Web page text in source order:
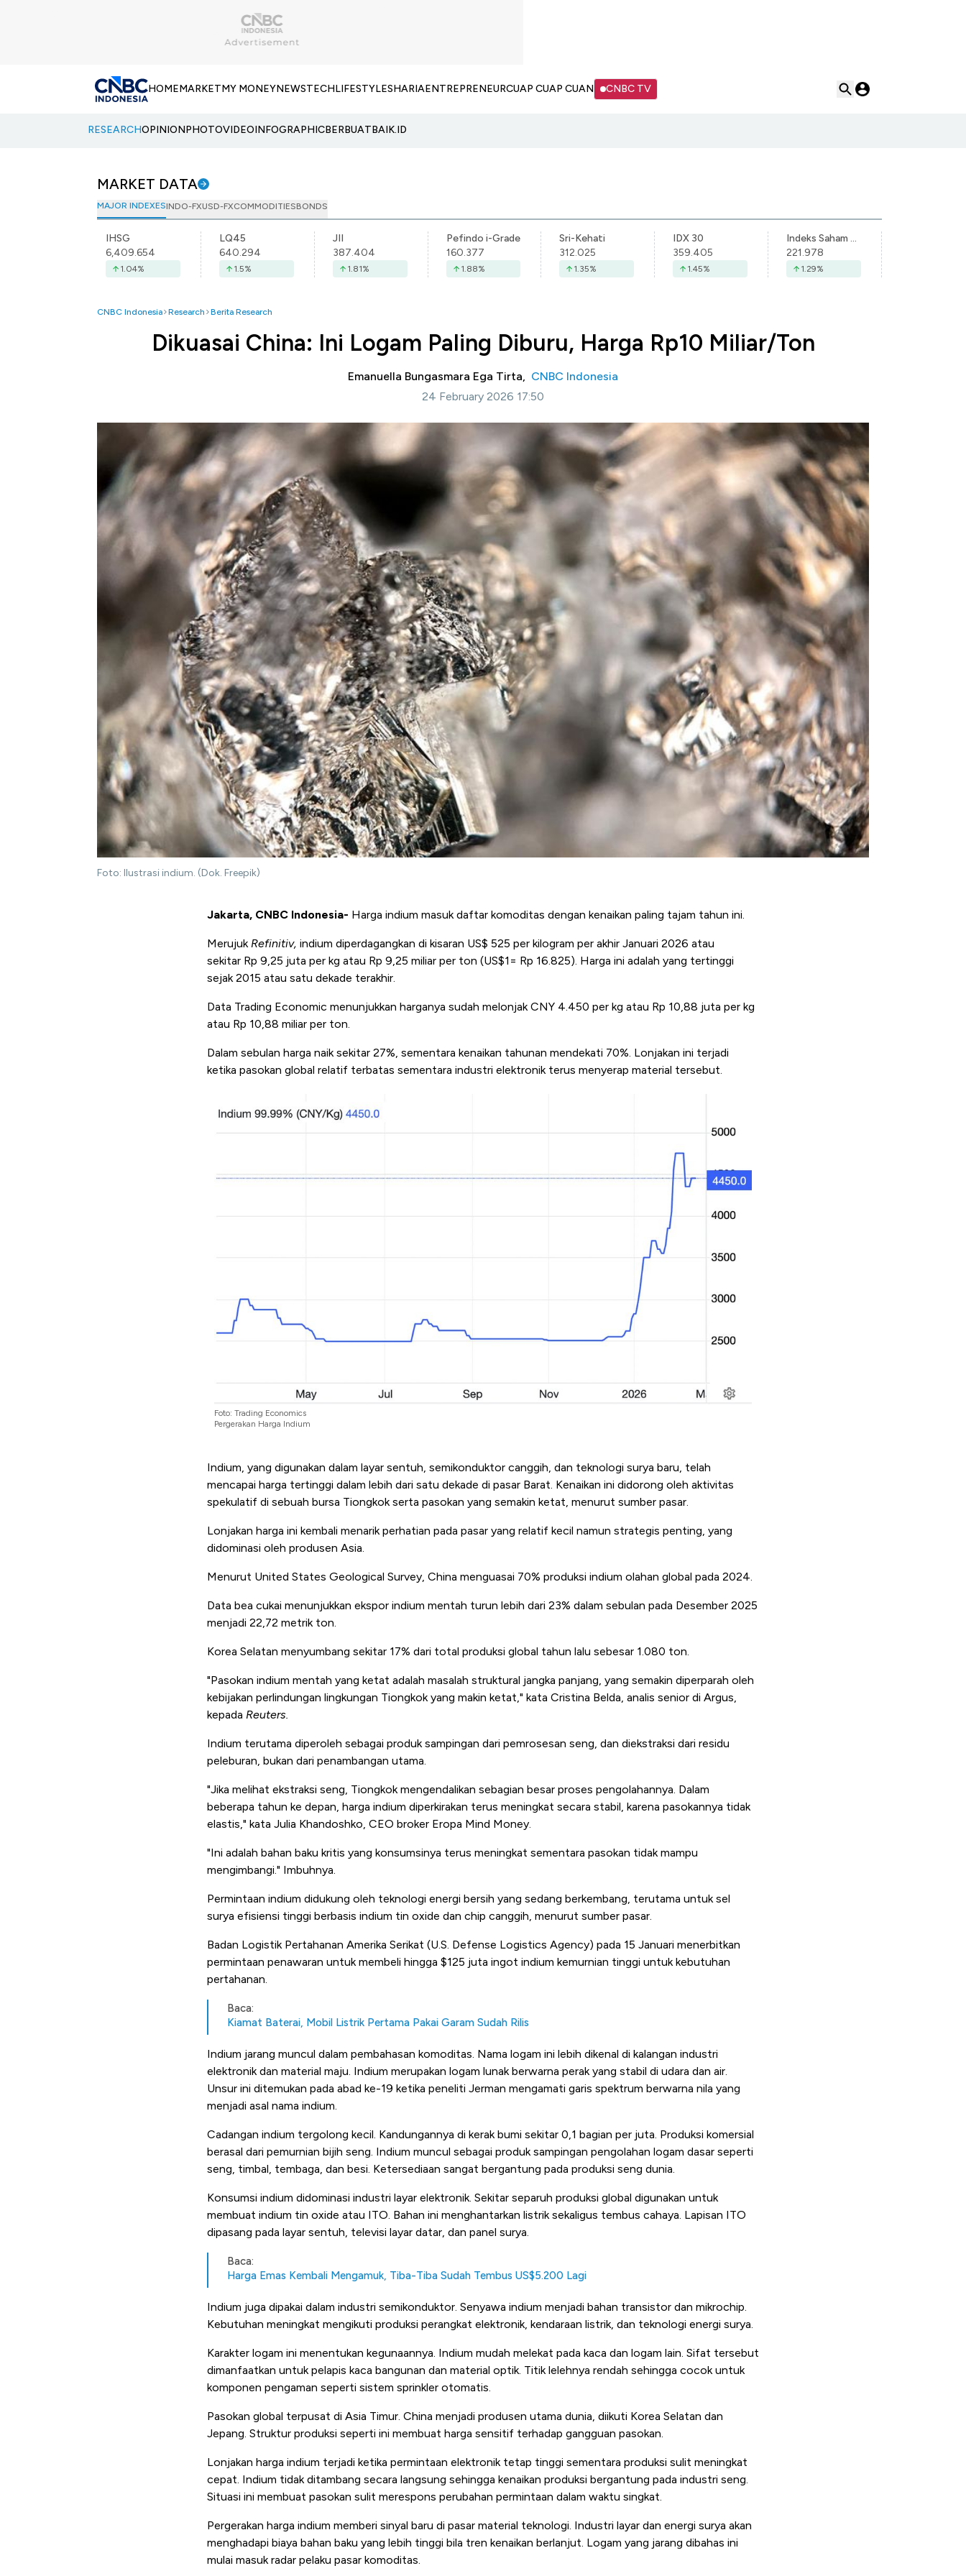
HOMEMARKETMY MONEYNEWSTECHLIFESTYLESHARIAENTREPRENEURCUAP CUAP CUAN CNBC TV
RESEARCHOPINIONPHOTOVIDEOINFOGRAPHICBERBUATBAIK.ID
MARKET DATA
MAJOR INDEXESINDO-FXUSD-FXCOMMODITIESBONDS
IHSG
6,409.654
1.04%
LQ45
640.294
1.5%
JII
387.404
1.81%
Pefindo i-Grade
160.377
1.88%
Sri-Kehati
312.025
1.35%
IDX 30
359.405
1.45%
Indeks Saham Syariah Indonesia
221.978
1.29%
CNBC Indonesia Research Berita Research
Dikuasai China: Ini Logam Paling Diburu, Harga Rp10 Miliar/Ton
Emanuella Bungasmara Ega Tirta, CNBC Indonesia
24 February 2026 17:50
Foto: Ilustrasi indium. (Dok. Freepik)
Jakarta, CNBC Indonesia- Harga indium masuk daftar komoditas dengan kenaikan paling tajam tahun ini.
MerujukRefinitiv, indium diperdagangkan di kisaran US$ 525 per kilogram per akhir Januari 2026 atau
sekitar Rp 9,25 juta per kg atau Rp 9,25 miliar per ton (US$1= Rp 16.825). Harga ini adalah yang tertinggi
sejak 2015 atau satu dekade terakhir.
Data Trading Economic menunjukkan harganya sudah melonjak CNY 4.450 per kg atau Rp 10,88 juta per kg
atau Rp 10,88 miliar per ton.
Dalam sebulan harga naik sekitar 27%, sementara kenaikan tahunan mendekati 70%. Lonjakan ini terjadi
ketika pasokan global relatif terbatas sementara industri elektronik terus menyerap material tersebut.
Foto: Trading Economics
Pergerakan Harga Indium
Indium, yang digunakan dalam layar sentuh, semikonduktor canggih, dan teknologi surya baru, telah
mencapai harga tertinggi dalam lebih dari satu dekade di pasar Barat. Kenaikan ini didorong oleh aktivitas
spekulatif di sebuah bursa Tiongkok serta pasokan yang semakin ketat, menurut sumber pasar.
Lonjakan harga ini kembali menarik perhatian pada pasar yang relatif kecil namun strategis penting, yang
didominasi oleh produsen Asia.
Menurut United States Geological Survey, China menguasai 70% produksi indium olahan global pada 2024.
Data bea cukai menunjukkan ekspor indium mentah turun lebih dari 23% dalam sebulan pada Desember 2025
menjadi 22,72 metrik ton.
Korea Selatan menyumbang sekitar 17% dari total produksi global tahun lalu sebesar 1.080 ton.
"Pasokan indium mentah yang ketat adalah masalah struktural jangka panjang, yang semakin diperparah oleh
kebijakan perlindungan lingkungan Tiongkok yang makin ketat," kata Cristina Belda, analis senior di Argus,
kepada Reuters.
Indium terutama diperoleh sebagai produk sampingan dari pemrosesan seng, dan diekstraksi dari residu
peleburan, bukan dari penambangan utama.
"Jika melihat ekstraksi seng, Tiongkok mengendalikan sebagian besar proses pengolahannya. Dalam
beberapa tahun ke depan, harga indium diperkirakan terus meningkat secara stabil, karena pasokannya tidak
elastis," kata Julia Khandoshko, CEO broker Eropa Mind Money.
"Ini adalah bahan baku kritis yang konsumsinya terus meningkat sementara pasokan tidak mampu
mengimbangi." Imbuhnya.
Permintaan indium didukung oleh teknologi energi bersih yang sedang berkembang, terutama untuk sel
surya efisiensi tinggi berbasis indium tin oxide dan chip canggih, menurut sumber pasar.
Badan Logistik Pertahanan Amerika Serikat (U.S. Defense Logistics Agency) pada 15 Januari menerbitkan
permintaan penawaran untuk membeli hingga $125 juta ingot indium kemurnian tinggi untuk kebutuhan
pertahanan.
Baca:
Kiamat Baterai, Mobil Listrik Pertama Pakai Garam Sudah Rilis
Indium jarang muncul dalam pembahasan komoditas. Nama logam ini lebih dikenal di kalangan industri
elektronik dan material maju. Indium merupakan logam lunak berwarna perak yang stabil di udara dan air.
Unsur ini ditemukan pada abad ke-19 ketika peneliti Jerman mengamati garis spektrum berwarna nila yang
menjadi asal nama indium.
Cadangan indium tergolong kecil. Kandungannya di kerak bumi sekitar 0,1 bagian per juta. Produksi komersial
berasal dari pemurnian bijih seng. Indium muncul sebagai produk sampingan pengolahan logam dasar seperti
seng, timbal, tembaga, dan besi. Ketersediaan sangat bergantung pada produksi seng dunia.
Konsumsi indium didominasi industri layar elektronik. Sekitar separuh produksi global digunakan untuk
membuat indium tin oxide atau ITO. Bahan ini menghantarkan listrik sekaligus tembus cahaya. Lapisan ITO
dipasang pada layar sentuh, televisi layar datar, dan panel surya.
Baca:
Harga Emas Kembali Mengamuk, Tiba-Tiba Sudah Tembus US$5.200 Lagi
Indium juga dipakai dalam industri semikonduktor. Senyawa indium menjadi bahan transistor dan mikrochip.
Kebutuhan meningkat mengikuti produksi perangkat elektronik, kendaraan listrik, dan teknologi energi surya.
Karakter logam ini menentukan kegunaannya. Indium mudah melekat pada kaca dan logam lain. Sifat tersebut
dimanfaatkan untuk pelapis kaca bangunan dan material optik. Titik lelehnya rendah sehingga cocok untuk
komponen pengaman seperti sistem sprinkler otomatis.
Pasokan global terpusat di Asia Timur. China menjadi produsen utama dunia, diikuti Korea Selatan dan
Jepang. Struktur produksi seperti ini membuat harga sensitif terhadap gangguan pasokan.
Lonjakan harga indium terjadi ketika permintaan elektronik tetap tinggi sementara produksi sulit meningkat
cepat. Indium tidak ditambang secara langsung sehingga kenaikan produksi bergantung pada industri seng.
Situasi ini membuat pasokan sulit merespons perubahan permintaan dalam waktu singkat.
Pergerakan harga indium memberi sinyal baru di pasar material teknologi. Industri layar dan energi surya akan
menghadapi biaya bahan baku yang lebih tinggi bila tren kenaikan berlanjut. Logam yang jarang dibahas ini
mulai masuk radar pelaku pasar komoditas.